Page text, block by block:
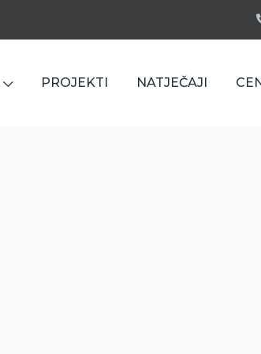
PROJEKTI NATJEČAJI